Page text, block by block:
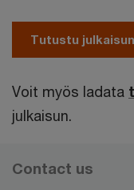
Tutustu
Voit myös ladata
julkaisun.
Contact us